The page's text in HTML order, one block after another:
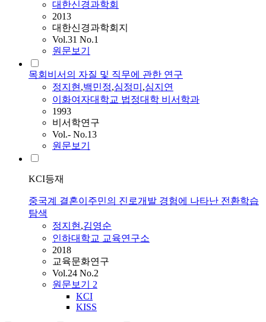
대한신경과학회
2013
대한신경과학회지
Vol.31 No.1
원문보기
목회비서의 자질 및 직무에 관한 연구
정지현,백민정,심정미 ,심지연
이화여자대학교 법정대학 비서학과
1993
비서학연구
Vol.- No.13
원문보기
KCI등재
중국계 결혼이주민의 진로개발 경험에 나타난 전환학습
탐색
정지현,김영순
인하대학교 교육연구소
2018
교육문화연구
Vol.24 No.2
원문보기 2
KCI
KISS